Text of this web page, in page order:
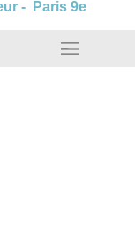
- Paris 9e